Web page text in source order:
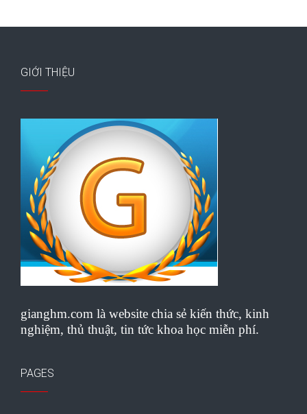
GIỚI THIỆU
gianghm.com là website chia sẻ kiến thức, kinh
nghiệm, thủ thuật, tin tức khoa học miễn phí.
PAGES